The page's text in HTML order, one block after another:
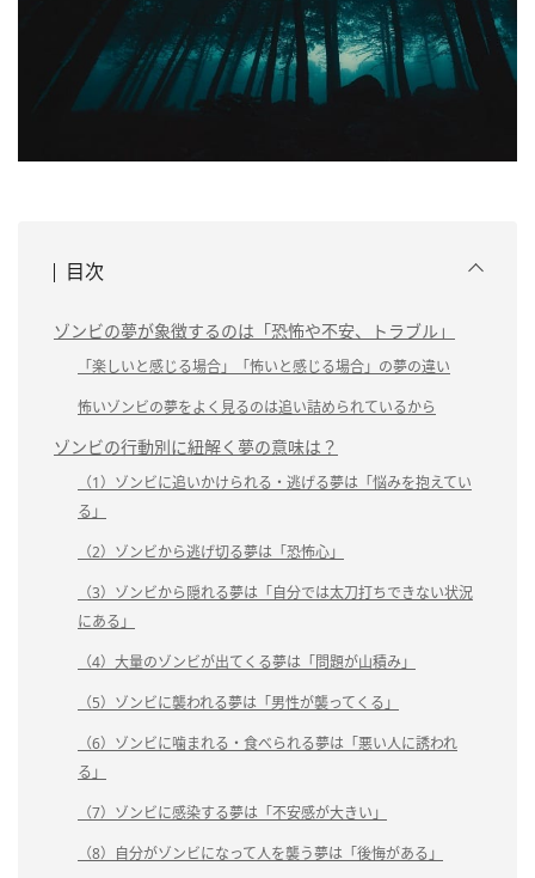
目次
ゾンビの夢が象徴するのは「恐怖や不安、トラブル」
「楽しいと感じる場合」「怖いと感じる場合」の夢の違い
怖いゾンビの夢をよく見るのは追い詰められているから
ゾンビの行動別に紐解く夢の意味は？
（1）ゾンビに追いかけられる・逃げる夢は「悩みを抱えてい
る」
（2）ゾンビから逃げ切る夢は「恐怖心」
（3）ゾンビから隠れる夢は「自分では太刀打ちできない状況
にある」
（4）大量のゾンビが出てくる夢は「問題が山積み」
（5）ゾンビに襲われる夢は「男性が襲ってくる」
（6）ゾンビに噛まれる・食べられる夢は「悪い人に誘われ
る」
（7）ゾンビに感染する夢は「不安感が大きい」
（8）自分がゾンビになって人を襲う夢は「後悔がある」